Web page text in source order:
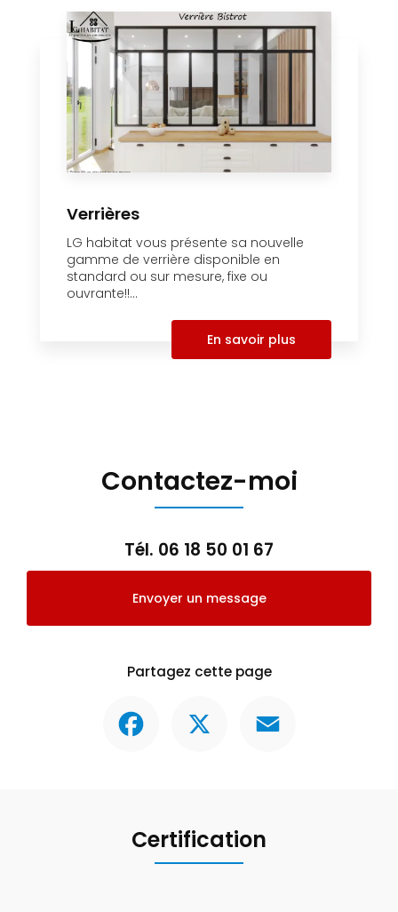
Verrières
LG habitat vous présente sa nouvelle
gamme de verrière disponible en
standard ou sur mesure, fixe ou
ouvrante!!...
En savoir plus
Contactez-moi
Tél. 06 18 50 01 67
Envoyer un message
Partagez cette page
Certification